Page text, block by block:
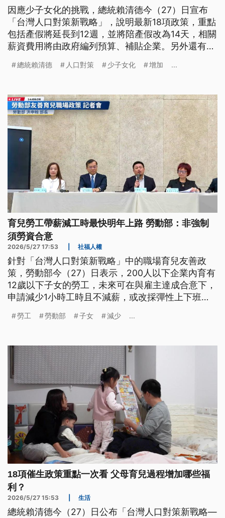
因應少子女化的挑戰，總統賴清德今（27）日宣布
「台灣人口對策新戰略」，說明最新18項政策，重點
包括產假將延長到12週，並將陪產假改為14天，相關
薪資費用將由政府編列預算、補貼企業。另外還有育
工每天可減少1小時工時、而且不減薪。而在成長津
接領，6到18歲則由國家撥付預存一半來投資，由政
府承擔風險，保底定存利率。行政院也會成立「人口
對策新戰略執行小組」，由院長卓榮泰督軍。
總統賴清德 人口對策 少子女化 增加 ...
育兒勞工帶薪減工時最快明年上路 勞動部：非強制
須勞資合意
2026/5/27 17:53 社福人權
針對「台灣人口對策新戰略」中的職場育兒友善政
策，勞動部今（27）日表示，200人以下企業內育有
12歲以下子女的勞工，未來可在與雇主達成合意下，
申請減少1小時工時且不減薪，或改採彈性上下班
等補助，預估最快明（2027）年元旦上路。
勞工 勞動部 子女 減少 ...
18項催生政策重點一次看 父母育兒過程增加哪些福
利？
2026/5/27 15:53 生活
總統賴清德今（27）日公布「台灣人口對策新戰略—